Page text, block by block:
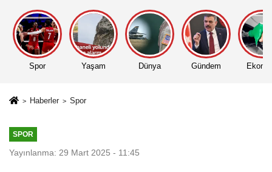
Spor Yaşam Dünya Gündem
Haberler Spor
SPOR
Yayınlanma: 29 Mart 2025 - 11:45